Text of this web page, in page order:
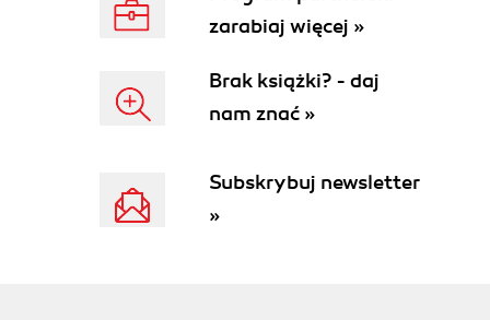
Installing Twitter Bootstrap
Setting up source control
Summary
3. Building a Private App
Building the application
High-level requirements
zarabiaj więcej »
Brak książki? - daj
nam znać »
Subskrybuj newsletter
»